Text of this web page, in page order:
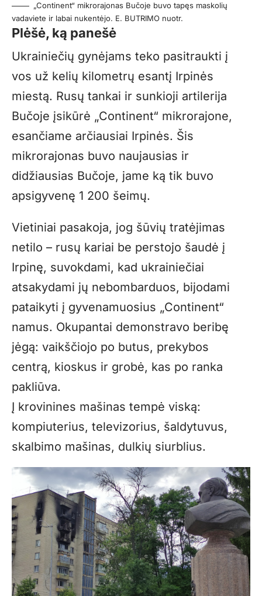
„Continent“ mikrorajonas Bučoje buvo tapęs maskolių
vadaviete ir labai nukentėjo. E. BUTRIMO nuotr.
Plėšė, ką panešė
Ukrainiečių gynėjams teko pasitraukti į
vos už kelių kilometrų esantį Irpinės
miestą. Rusų tankai ir sunkioji artilerija
Bučoje įsikūrė „Continent“ mikrorajone,
esančiame arčiausiai Irpinės. Šis
mikrorajonas buvo naujausias ir
didžiausias Bučoje, jame ką tik buvo
apsigyvenę 1 200 šeimų.
Vietiniai pasakoja, jog šūvių tratėjimas
netilo – rusų kariai be perstojo šaudė į
Irpinę, suvokdami, kad ukrainiečiai
atsakydami jų nebombarduos, bijodami
pataikyti į gyvenamuosius „Continent“
namus. Okupantai demonstravo beribę
jėgą: vaikščiojo po butus, prekybos
centrą, kioskus ir grobė, kas po ranka
pakliūva.
Į krovinines mašinas tempė viską:
kompiuterius, televizorius, šaldytuvus,
skalbimo mašinas, dulkių siurblius.